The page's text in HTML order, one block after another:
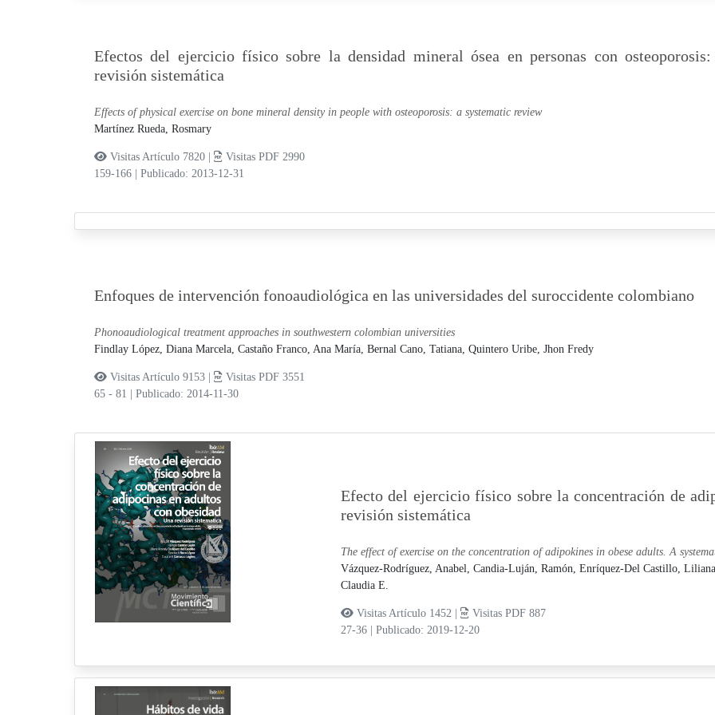
Efectos del ejercicio físico sobre la densidad mineral ósea en personas con osteoporosis:
revisión sistemática
Effects of physical exercise on bone mineral density in people with osteoporosis: a systematic review
Martínez Rueda, Rosmary
Visitas Artículo 7820 |
Visitas PDF 2990
159-166
Publicado: 2013-12-31
Enfoques de intervención fonoaudiológica en las universidades del suroccidente colombiano
Phonoaudiological treatment approaches in southwestern colombian universities
Findlay López, Diana Marcela, Castaño Franco, Ana María, Bernal Cano, Tatiana, Quintero Uribe, Jhon Fredy
Visitas Artículo 9153 |
Visitas PDF 3551
65 - 81
Publicado: 2014-11-30
Efecto del ejercicio físico sobre la concentración de
revisión sistemática
The effect of exercise on the concentration of adipokines in obese adults. A
Vázquez-Rodríguez, Anabel, Candia-Luján, Ramón, Enríquez-Del Castillo,
Claudia E.
Visitas Artículo 1452 |
Visitas PDF 887
27-36
Publicado: 2019-12-20